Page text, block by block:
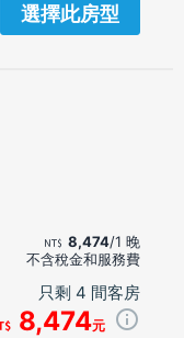
選擇此房型
8,474/1 晚
不含稅金和服務費
只剩 4 間客房
8,474元